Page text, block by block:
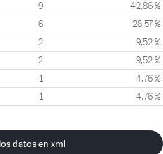
9 42,86 %
6 28,57 %
2 9,52 %
2 9,52 %
1 4,76 %
1 4,76 %
datos en xml